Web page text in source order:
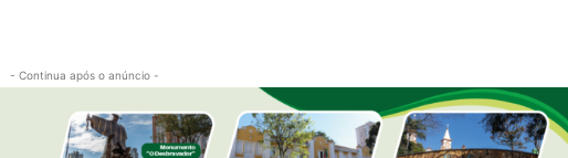
- Continua após o anúncio -